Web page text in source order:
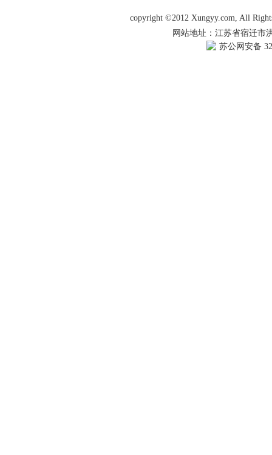
copyright ©2012 Xungyy.com, All
网站地址：江苏省宿迁市
苏公网安备